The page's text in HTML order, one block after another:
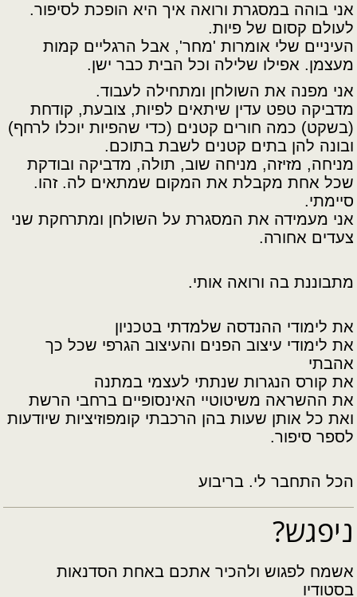
אני בוהה במסגרת ורואה איך היא הופכת לסיפור.
לעולם קסום של פיות.
העיניים שלי אומרות 'מחר', אבל הרגליים קמות
מעצמן. אפילו שלילה וכל הבית כבר ישן.
אני מפנה את השולחן ומתחילה לעבוד.
מדביקה טפט עדין שיתאים לפיות, צובעת, קודחת
(בשקט) כמה חורים קטנים (כדי שהפיות יוכלו לרחף)
ובונה להן בתים קטנים לשבת בתוכם.
מניחה, מזיזה, מניחה שוב, תולה, מדביקה ובודקת
שכל אחת מקבלת את המקום שמתאים לה. זהו.
סיימתי.
אני מעמידה את המסגרת על השולחן ומתרחקת שני
צעדים אחורה.
מתבוננת בה ורואה אותי.
את לימודי ההנדסה שלמדתי בטכניון
את לימודי עיצוב הפנים והעיצוב הגרפי שכל כך
אהבתי
את קורס הנגרות שנתתי לעצמי במתנה
את ההשראה משיטוטיי האינסופיים ברחבי הרשת
ואת כל אותן שעות בהן הרכבתי קומפוזיציות שיודעות
לספר סיפור.
הכל התחבר לי. בריבוע
ניפגש?
אשמח לפגוש ולהכיר אתכם באחת הסדנאות
בסטודיו